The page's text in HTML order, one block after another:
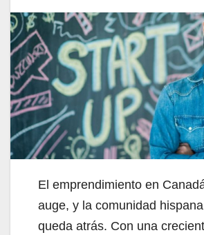
El emprendimiento en
auge, y la comunidad
queda atrás. Con una